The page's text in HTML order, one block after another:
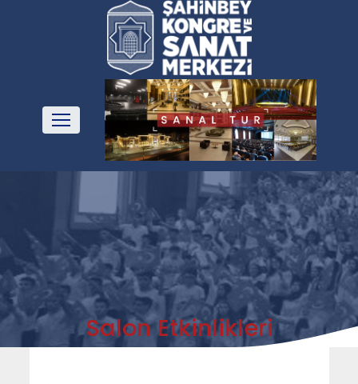
Salon Etkinlikleri